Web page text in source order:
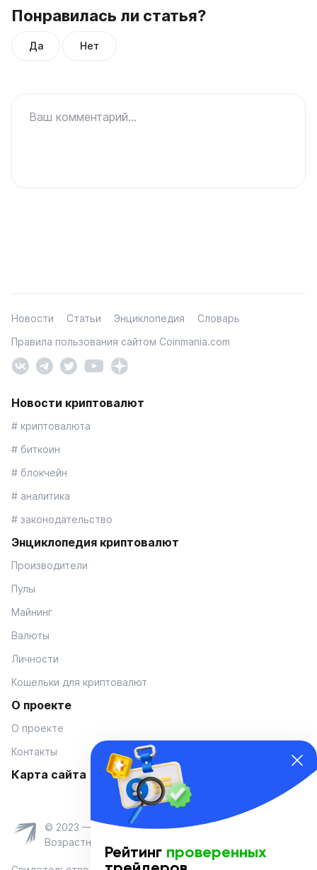
Понравилась ли статья?
Да Нет
Ваш комментарий...
Новости Статьи Энциклопедия
Словарь
Правила пользования сайтом Coinmania.com
Новости криптовалют
# криптовалюта
# биткоин
# блокчейн
# аналитика
# законодательство
Энциклопедия криптовалют
Производители
Пулы
Майнинг
Валюты
Личности
Кошельки для криптовалют
О проекте
О проекте
Контакты
Карта сайта
© 2023 — Coinmania
Возрастное ограничение 16+
Рейтинг проверенных